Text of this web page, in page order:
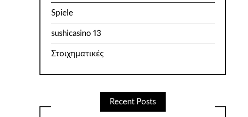
Spiele
sushicasino 13
Στοιχηματικές
Recent Posts